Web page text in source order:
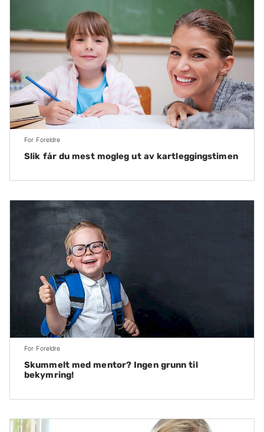
For Foreldre
Slik får du mest mogleg ut av kartleggingstimen
For Foreldre
Skummelt med mentor? Ingen grunn til
bekymring!